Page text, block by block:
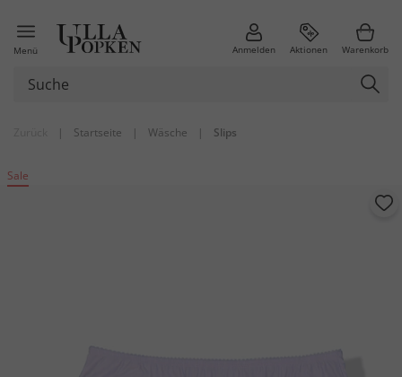
Menü Anmelden Aktionen Warenkorb
| Startseite | Wäsche | Slips
Sale